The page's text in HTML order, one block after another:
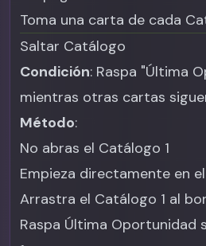
Toma una carta de cada
Saltar Catálogo
Condición: Raspa "Última
mientras otras cartas
Método:
No abras el Catálogo 1
Empieza directamente en
Arrastra el Catálogo 1 al
Raspa Última Oportunidad